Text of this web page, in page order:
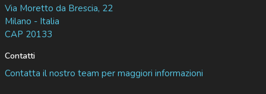
Via Moretto da Brescia, 22
Milano - Italia
CAP 20133
Contatti
Contatta il nostro team per maggiori informazioni